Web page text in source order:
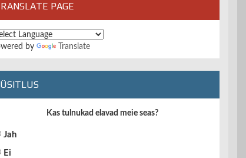
PAGE
by Translate
Kas tulnukad elavad meie seas?
Jah
Ei